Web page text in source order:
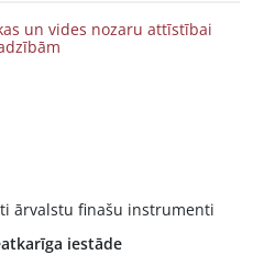
un vides nozaru attīstībai
ārvalstu finašu instrumenti
iestāde